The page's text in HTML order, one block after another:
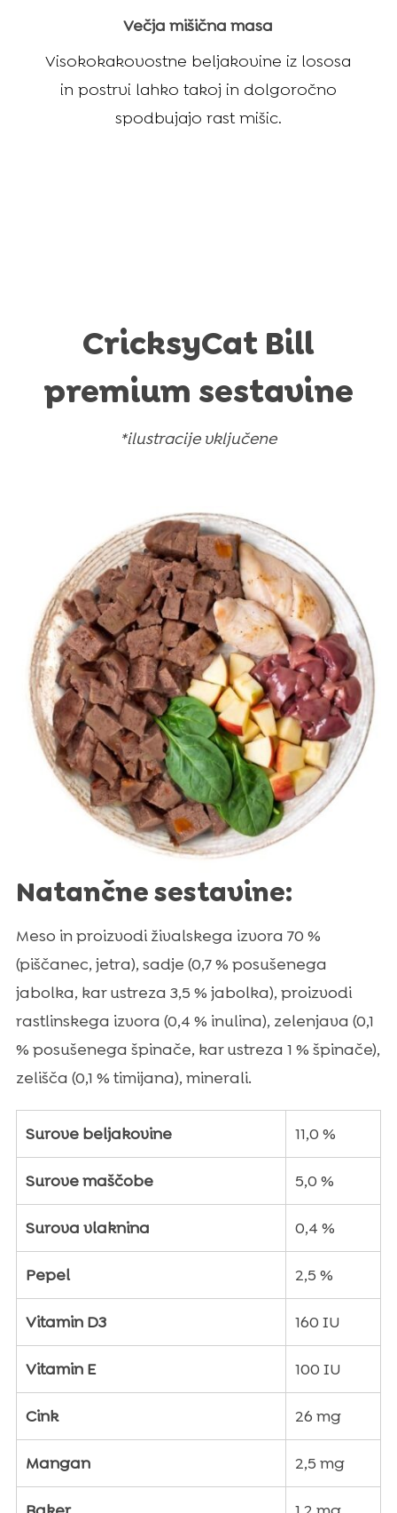
Večja mišična masa
Visokokakovostne beljakovine iz lososa
in postrvi lahko takoj in dolgoročno
spodbujajo rast mišic.
CricksyCat Bill
premium sestavine
*ilustracije vključene
Natančne sestavine:
Meso in proizvodi živalskega izvora 70 %
(piščanec, jetra), sadje (0,7 % posušenega
jabolka, kar ustreza 3,5 % jabolka), proizvodi
rastlinskega izvora (0,4 % inulina), zelenjava (0,1
% posušenega špinače, kar ustreza 1 % špinače),
zelišča (0,1 % timijana), minerali.
Surove beljakovine 11,0 %
Surove maščobe 5,0 %
Surova vlaknina 0,4 %
Pepel 2,5 %
Vitamin D3 160 IU
Vitamin E 100 IU
Cink 26 mg
Mangan 2,5 mg